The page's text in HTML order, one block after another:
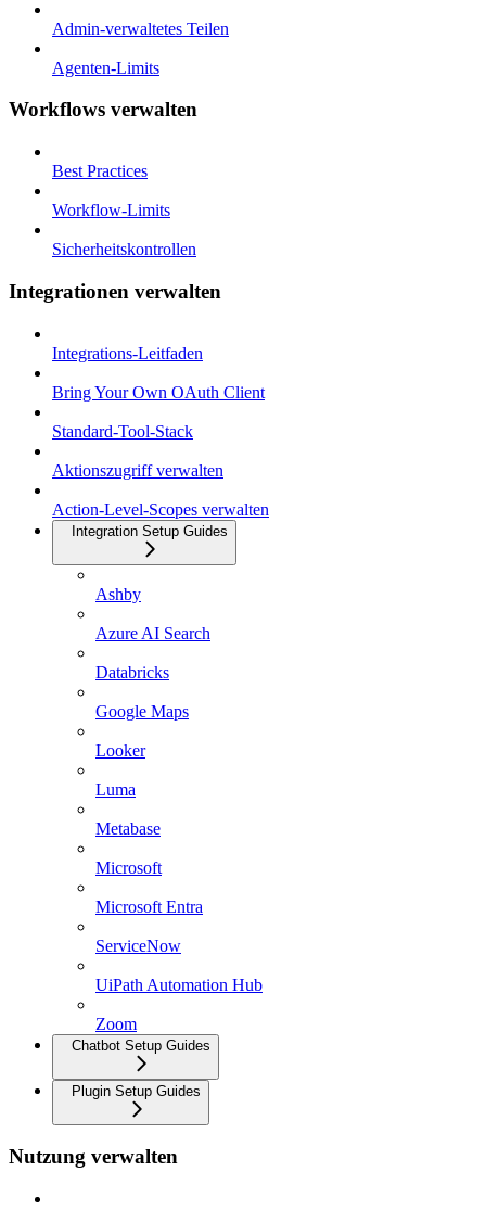
Admin-verwaltetes Teilen
Agenten-Limits
Workflows verwalten
Best Practices
Workflow-Limits
Sicherheitskontrollen
Integrationen verwalten
Integrations-Leitfaden
Bring Your Own OAuth Client
Standard-Tool-Stack
Aktionszugriff verwalten
Action-Level-Scopes verwalten
Integration Setup Guides
Ashby
Azure AI Search
Databricks
Google Maps
Looker
Luma
Metabase
Microsoft
Microsoft Entra
ServiceNow
UiPath Automation Hub
Zoom
Chatbot Setup Guides
Plugin Setup Guides
Nutzung verwalten